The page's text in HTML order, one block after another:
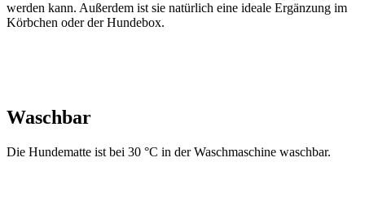
werden kann. Außerdem ist sie natürlich eine ideale Ergänzung im
Körbchen oder der Hundebox.
Waschbar
Die Hundematte ist bei 30 °C in der Waschmaschine waschbar.